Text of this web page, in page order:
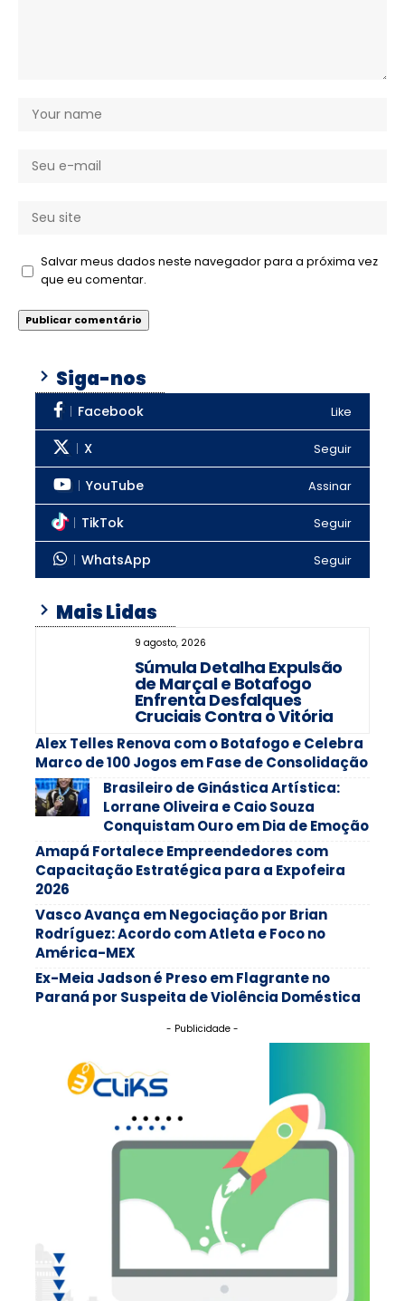
Salvar meus dados neste navegador para a próxima vez
que eu comentar.
Siga-nos
Facebook Like
X Seguir
YouTube Assinar
TikTok Seguir
WhatsApp Seguir
Mais Lidas
9 agosto, 2026
Súmula Detalha Expulsão
de Marçal e Botafogo
Enfrenta Desfalques
Cruciais Contra o Vitória
Alex Telles Renova com o Botafogo e Celebra
Marco de 100 Jogos em Fase de Consolidação
Brasileiro de Ginástica Artística:
Lorrane Oliveira e Caio Souza
Conquistam Ouro em Dia de Emoção
Amapá Fortalece Empreendedores com
Capacitação Estratégica para a Expofeira
2026
Vasco Avança em Negociação por Brian
Rodríguez: Acordo com Atleta e Foco no
América-MEX
Ex-Meia Jadson é Preso em Flagrante no
Paraná por Suspeita de Violência Doméstica
- Publicidade -